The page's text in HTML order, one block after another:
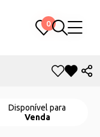
0
0
Disponível para
Venda